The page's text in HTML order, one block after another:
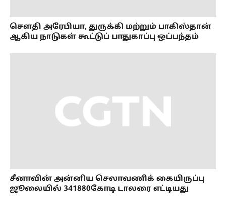
செளதி அரேபியா, துருக்கி மற்றும் பாகிஸ்தான்
ஆகிய நாடுகள் கூட்டுப் பாதுகாப்பு ஒப்பந்தம்
சீனாவின் அன்னிய செலாவணிக் கையிருப்பு
ஜூலையில் 341880கோடி டாலரை எட்டியது